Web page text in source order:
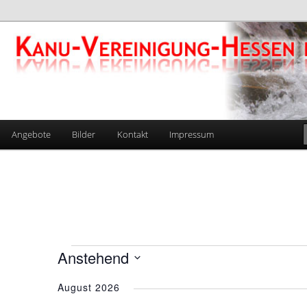
Hessen e.V. 1924
Angebote Bilder Kontakt Impressum
Veranstaltungen
Anstehend
wählen.
August 2026